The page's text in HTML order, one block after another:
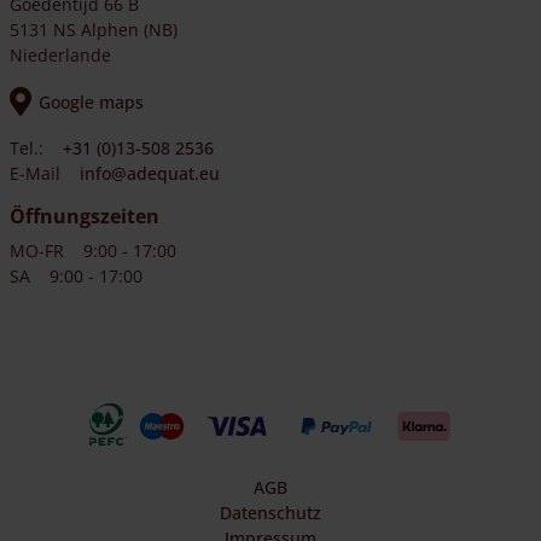
Dieses Tor ist auch als Doppeltor erhältlich. Um zu
berechnen, wie viel Platz Sie für ein Doppeltor benötigen,
38 cm aus, die Sie für ein Doppeltor benötigen.
5131 NS Alphen (NB)
Niederlande
Google maps
Tel.:
+31 (0)13-508 2536
E-Mail
info@adequat.eu
Öffnungszeiten
MO-FR
9:00 - 17:00
SA
9:00 - 17:00
AGB
Datenschutz